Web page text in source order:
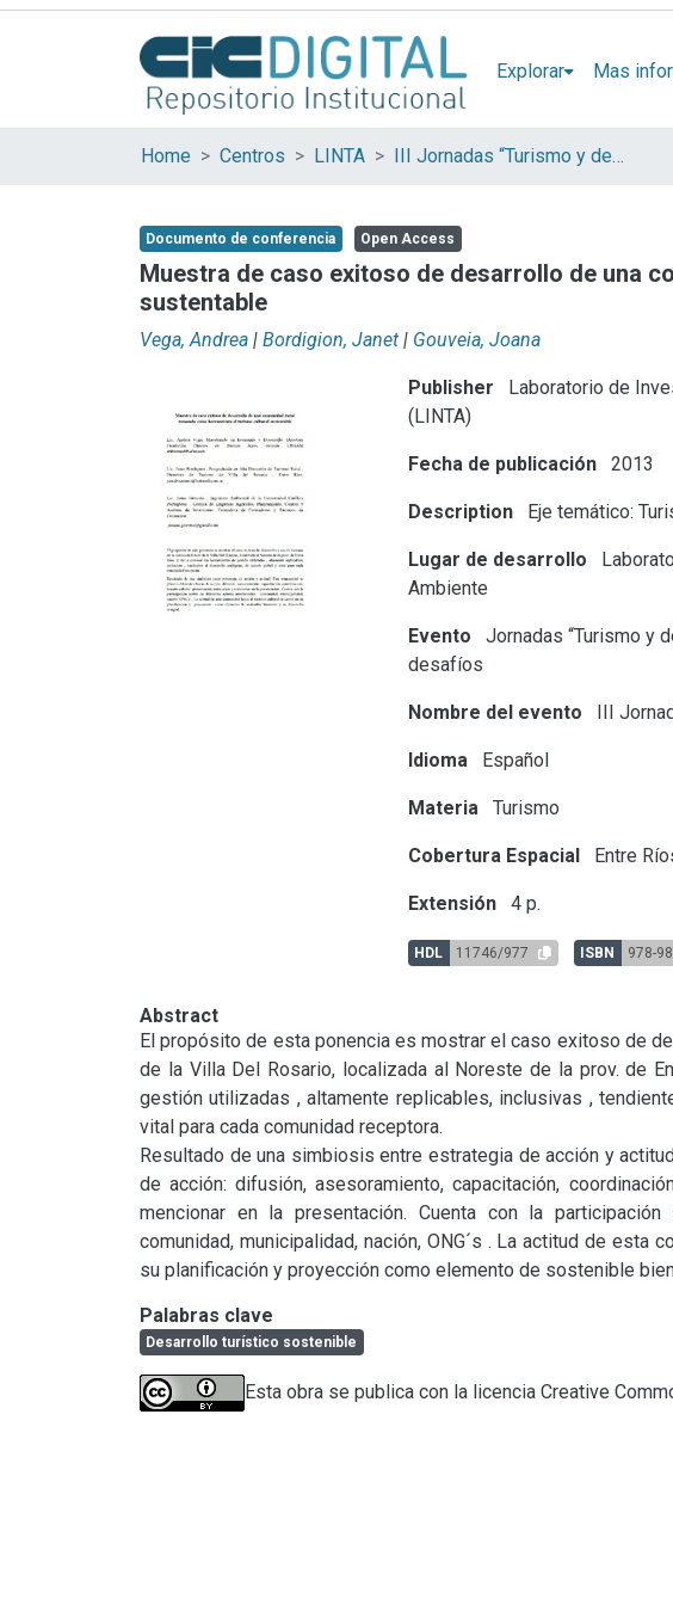
Explorar Mas
Home Centros LINTA III Jornadas “Turismo y desarrollo”. Turismo cultural: perspectivas y desafíos
Documento de conferencia Open Access
Muestra de caso exitoso de desarrollo de una
sustentable
Vega, Andrea | Bordigion, Janet | Gouveia, Joana
Publisher
Laboratorio de
(LINTA)
Fecha de publicación 2013
Description Eje temático:
Lugar de desarrollo
Ambiente
Evento
Jornadas “Turismo y
desafíos
Nombre del evento III
Idioma Español
Materia Turismo
Cobertura Espacial Entre
Extensión 4 p.
HDL 11746/977 ISBN 978-
Abstract
El propósito de esta ponencia es mostrar el caso exitoso de
de la Villa Del Rosario, localizada al Noreste de la prov. de
gestión utilizadas , altamente replicables, inclusivas ,
vital para cada comunidad receptora.
Resultado de una simbiosis entre estrategia de acción y
de acción: difusión, asesoramiento, capacitación,
mencionar en la presentación. Cuenta con la
comunidad, municipalidad, nación, ONG´s . La actitud de esta
su planificación y proyección como elemento de sostenible
Palabras clave
Desarrollo turístico sostenible
Esta obra se publica con la licencia Creative